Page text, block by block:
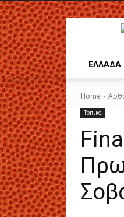
EΛΛΑΔΑ
Home
Τοπικα